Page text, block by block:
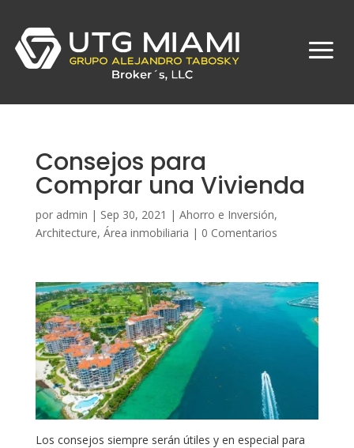
Consejos para
Comprar una Vivienda
por admin | Sep 30, 2021 | Ahorro e Inversión,
Architecture, Área inmobiliaria | 0 Comentarios
Los consejos siempre serán útiles y en especial para